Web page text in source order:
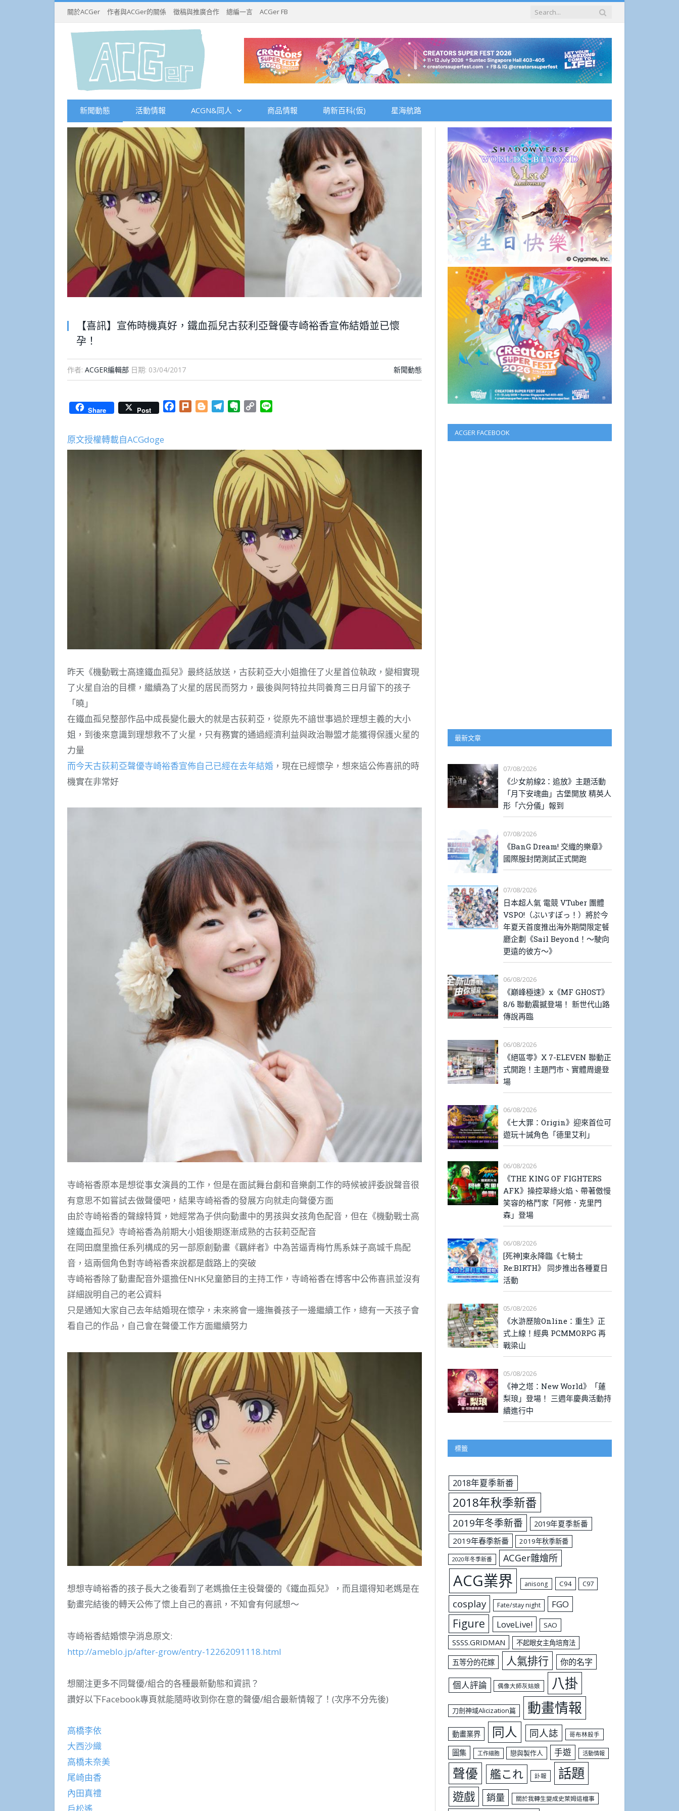
關於ACGer 作者與ACGer的關係 徵稿與推廣合作 總編一言 ACGer FB
新聞動態 活動情報 ACGN&同人 商品情報 萌新百科(仮) 星海航路
【喜訊】宣佈時機真好，鐵血孤兒古荻利亞聲優寺崎裕香宣佈結婚並已懷
孕！
作者: ACGER編輯部 日期: 03/04/2017 新聞動態
Share Post Facebook
Plurk BloggerTelegramEvernote
Copy
原文授權轉載自ACGdoge
昨天《機動戰士高達鐵血孤兒》最終話放送，古荻莉亞大小姐擔任了火星首位執政，變相實現
了火星自治的目標，繼續為了火星的居民而努力，最後與阿特拉共同養育三日月留下的孩子
「曉」
在鐵血孤兒整部作品中成長變化最大的就是古荻莉亞，從原先不諳世事過於理想主義的大小
姐，到後來意識到理想救不了火星，只有務實的通過經濟利益與政治聯盟才能獲得保護火星的
力量
而今天古荻莉亞聲優寺崎裕香宣佈自己已經在去年結婚 ，現在已經懷孕，想來這公佈喜訊的時
機實在非常好
寺崎裕香原本是想從事女演員的工作，但是在面試舞台劇和音樂劇工作的時候被評委說聲音很
有意思不如嘗試去做聲優吧，結果寺崎裕香的發展方向就走向聲優方面
由於寺崎裕香的聲線特質，她經常為子供向動畫中的男孩與女孩角色配音，但在《機動戰士高
達鐵血孤兒》寺崎裕香為前期大小姐後期逐漸成熟的古荻莉亞配音
在岡田麿里擔任系列構成的另一部原創動畫《羈絆者》中為苦逼青梅竹馬系妹子高城千鳥配
音，這兩個角色對寺崎裕香來說都是戲路上的突破
寺崎裕香除了動畫配音外還擔任NHK兒童節目的主持工作，寺崎裕香在博客中公佈喜訊並沒有
詳細說明自己的老公資料
只是通知大家自己去年結婚現在懷孕，未來將會一邊撫養孩子一邊繼續工作，總有一天孩子會
看自己的作品，自己會在聲優工作方面繼續努力
想想寺崎裕香的孩子長大之後看到了老媽擔任主役聲優的《鐵血孤兒》，而且還得知老媽是在
動畫完結後的轉天公佈了懷上自己的喜訊，不知會有何感想～
寺崎裕香結婚懷孕消息原文:
http://ameblo.jp/after-grow/entry-12262091118.html
想關注更多不同聲優/組合的各種最新動態和資訊？
讚好以下Facebook專頁就能隨時收到你在意的聲優/組合最新情報了！(次序不分先後)
高橋李依
大西沙織
高橋未奈美
尾崎由香
內田真禮
ACGER FACEBOOK
最新文章
07/08/2026
《少女前線2：追放》主題活動
「月下安魂曲」古堡開放 精英人
形「六分儀」報到
07/08/2026
《BanG Dream! 交織的樂章》
國際服封閉測試正式開跑
07/08/2026
日本超人氣 電競 VTuber 團體
VSPO!（ぶいすぽっ！）將於今
年夏天首度推出海外期間限定餐
廳企劃《Sail Beyond！～駛向
更遠的彼方～》
06/08/2026
《巔峰極速》x《MF GHOST》
8/6 聯動震撼登場！ 新世代山路
傳說再臨
06/08/2026
《絕區零》X 7-ELEVEN 聯動正
式開跑！主題門市、實體周邊登
場
06/08/2026
《七大罪：Origin》迎來首位可
遊玩十誡角色「德里艾利」
06/08/2026
《THE KING OF FIGHTERS
AFK》操控翠綠火焰、帶著傲慢
笑容的格鬥家「阿修．克里門
森」登場
06/08/2026
[死神]東永降臨《七騎士
Re:BIRTH》 同步推出各種夏日
活動
05/08/2026
《水滸歷險Online：重生》正
式上線！經典 PCMMORPG 再
戰梁山
05/08/2026
《神之塔：New World》「蓮
梨琅」登場！ 三週年慶典活動持
續進行中
標籤
2018年夏季新番
2018年秋季新番
2019年冬季新番
2019年夏季新番
2019年春季新番
2019年秋季新番
2020年冬季新番 ACGer雜燴所
ACG業界 anisong C94 C97
cosplay Fate/stay night FGO
Figure LoveLive! SAO
SSSS.GRIDMAN 不起眼女主角培育法
五等分的花嫁 人氣排行 你的名字
個人評論 偶像大師灰姑娘 八掛
刀劍神域Alicization篇 動畫情報
動畫業界 同人 同人誌 哥布林殺手
圖集 工作細胞 戀與製作人 手遊 活動情報
聲優 艦これ 訃報 話題
遊戲 銷量 關於我轉生變成史萊姆這檔事